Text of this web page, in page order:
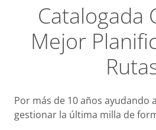
Catalogada
Mejor
Por más de 10 años ayudando
gestionar la última milla de